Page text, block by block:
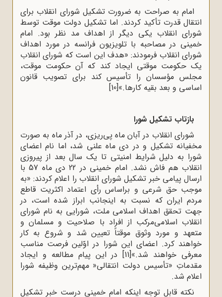
امام به صراحت به ضرورت تشکیل شورای انقلاب برای
انتقال قدرت تأکید کردند. اما تشکیل‌ دولت‌ موقت ‌توسط‌
شورای‌ انقلاب‌ یکی دیگر از اهداف مد نظر بود. امام‌
خمینی‌ در مصاحبه‌ با تلویزیون‌ فرانسه‌ در مورد اهداف‌
شورای‌ انقلاب‌ فرمودند: «هدف‌ این‌ است‌ که‌ شورای‌ انقلاب‌
یک‌ حکومت ‌موقتی‌ ایجاد کند که‌ آن‌ حکومت‌ موقت‌،
مجلس‌ مؤسسان‌ را تأسیس‌ کند برای‌ تصویب‌ قانون‌
اساسی‌ و بعد بقیه‌‌ کارها.»[10]
بازتاب تشکیل شورا
شورای انقلاب در آبان ماه پی‌ریزی، در آذر ماه به صورت
مخفیانه تشکیل و در دی ماه علنی شد، اما نام اعضای
شورا به دلیل شرایط امنیتی تا یک سال بعد از پیروزی
انقلاب هم فاش نشد. امام‌ خمینی‌ در 22 دی‌ ماه‌ 57 با
ارسال‌ پیامی‌ خبر تشکیل‌ شورای‌ انقلاب‌ را اعلام‌ کردند: «به‌
موجب‌ حق‌ شرعی‌ و براساس‌ رأی‌ اعتماد اکثریت‌ قاطع‌
مردم‌ ایران‌ که‌ نسبت‌ به‌ اینجانب‌ ابراز شده‌ است‌، در
جهت‌ تحقق‌ اهداف‌ اسلامی‌ ملت‌، شورایی‌ به‌ نام‌ شورای‌
انقلاب‌ اسلامی‌مرکب‌ از افراد با صلاحیت‌ و مسلمان‌ و
متعهد و مورد وثوق موقتاً تعیین‌ شد و شروع‌ به‌ کار
خواهند کرد. اعضای‌ این‌ شورا در اوّلین‌ فرصت‌ مناسب‌
معرفی‌ خواهند شد.»[11]در این پیام مطالعه‌ و ایجاد
مقدماتِ‌ «تأسیس‌ دولت ‌انتقالی‌«‌ مهم‌ترین‌ وظیفه‌ شورا
اعلام‌ شد.
نکته قابل توجه اینکه امام‌ خمینی‌ درست‌ خبر تشکیل‌